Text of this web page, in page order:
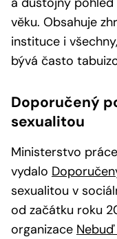
věku. Obsahuje
instituce i
bývá často
Doporučený
sexualitou
Ministerstvo
vydalo
sexualitou v
od začátku roku
organizace